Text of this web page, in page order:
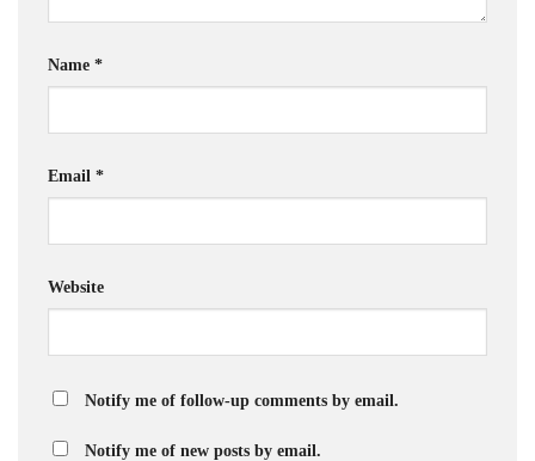
Name *
Email *
Website
Notify me of follow-up comments by email.
Notify me of new posts by email.